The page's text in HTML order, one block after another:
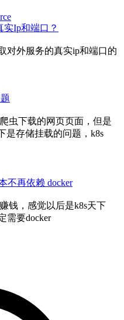
实Ip和端口？
对外服务的真实ip和端口的
虫下载的网页页面，但是
是存储挂载的问题，k8s
不再依赖 docker
钱，感觉以后是k8s天下
需要docker